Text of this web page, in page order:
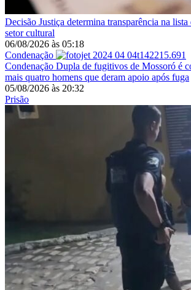
Decisão Justiça determina transparência na
setor cultural
06/08/2026 às 05:18
Condenação
Condenação Dupla de fugitivos de Mossoró é
mais quatro homens que deram apoio após fuga
05/08/2026 às 20:32
Prisão